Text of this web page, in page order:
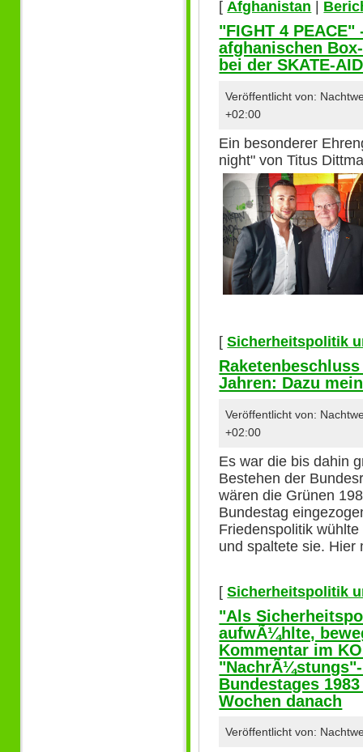
[Afghanistan
"FIGHT 4
afghanischen
bei der SKATE-
Veröffentlicht von:
+02:00
Ein besonderer
night" von Titus
[Sicherheitspolitik
Jahren: Dazu
Veröffentlicht von:
+02:00
Es war die bis dahin
Bestehen der
wären die Grünen
Bundestag
Friedenspolitik
und spaltete sie.
[Sicherheitspolitik
"Als
aufwÃ¼hlte,
Kommentar im
Bundestages
Wochen danach
Veröffentlicht von: